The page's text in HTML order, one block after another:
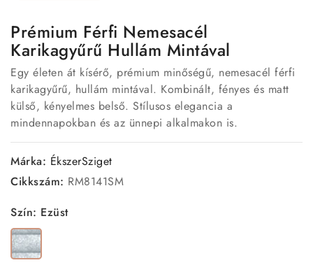
Prémium Férfi Nemesacél
Karikagyűrű Hullám Mintával
Egy életen át kísérő, prémium minőségű, nemesacél férfi
karikagyűrű, hullám mintával. Kombinált, fényes és matt
külső, kényelmes belső. Stílusos elegancia a
mindennapokban és az ünnepi alkalmakon is.
Márka: ÉkszerSziget
Cikkszám: RM8141SM
Szín: Ezüst
Ezüst